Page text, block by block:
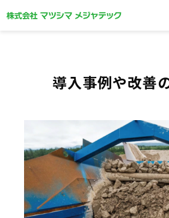
コア技術
セミナー
導入事例や改善